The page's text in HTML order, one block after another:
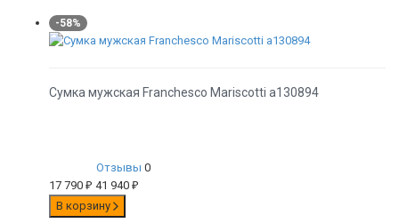
-58%
Сумка мужская Franchesco Mariscotti а130894
Отзывы 0
17 790 ₽ 41 940 ₽
В корзину